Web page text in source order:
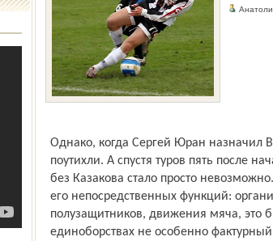
Однако, когда Сергей Юран назначил
поутихли. А спустя туров пять после
без Казакова стало просто
его непосредственных функций:
полузащитников, движения мяча,
единоборствах не особенно